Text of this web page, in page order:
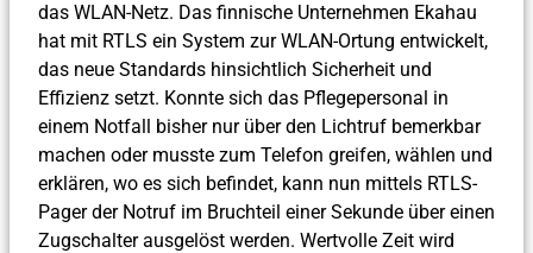
das WLAN-Netz. Das finnische Unternehmen Ekahau
hat mit RTLS ein System zur WLAN-Ortung entwickelt,
das neue Standards hinsichtlich Sicherheit und
Effizienz setzt. Konnte sich das Pflegepersonal in
einem Notfall bisher nur über den Lichtruf bemerkbar
machen oder musste zum Telefon greifen, wählen und
erklären, wo es sich befindet, kann nun mittels RTLS-
Pager der Notruf im Bruchteil einer Sekunde über einen
Zugschalter ausgelöst werden. Wertvolle Zeit wird